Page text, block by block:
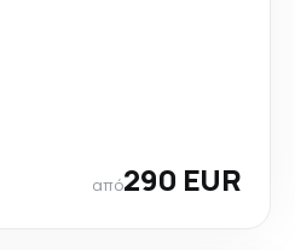
από290 EUR